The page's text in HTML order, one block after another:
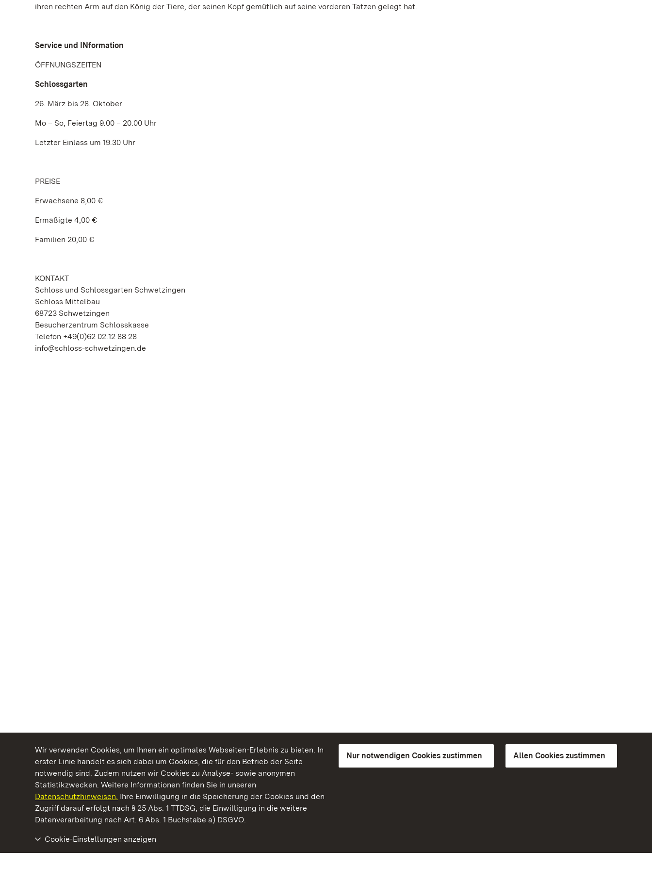
Wir verwenden Cookies, um Ihnen ein optimales Webseiten-Erlebnis zu bieten. In
erster Linie handelt es sich dabei um Cookies, die für den Betrieb der Seite
notwendig sind. Zudem nutzen wir Cookies zu Analyse- sowie anonymen
Statistikzwecken. Weitere Informationen finden Sie in unseren
Datenschutzhinweisen. Ihre Einwilligung in die Speicherung der Cookies und den
Zugriff darauf erfolgt nach § 25 Abs. 1 TTDSG, die Einwilligung in die weitere
Datenverarbeitung nach Art. 6 Abs. 1 Buchstabe a) DSGVO.
Nur notwendigen Cookies zustimmen Allen Cookies zustimmen
Cookie-Einstellungen anzeigen
ihren rechten Arm auf den König der Tiere, der seinen Kopf gemütlich auf seine vorderen Tatzen gelegt hat.
Service und INformation
ÖFFNUNGSZEITEN
Schlossgarten
26. März bis 28. Oktober
Mo – So, Feiertag 9.00 – 20.00 Uhr
Letzter Einlass um 19.30 Uhr
PREISE
Erwachsene 8,00 €
Ermäßigte 4,00 €
Familien 20,00 €
KONTAKT
Schloss und Schlossgarten Schwetzingen
Schloss Mittelbau
68723 Schwetzingen
Besucherzentrum Schlosskasse
Telefon +49(0)62 02.12 88 28
info@schloss-schwetzingen.de
Kommen. Staunen. Genießen.